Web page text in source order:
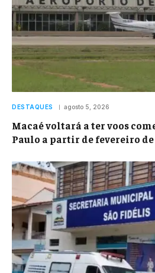
DESTAQUES agosto 5, 2026
Macaé voltará a ter voos
Paulo a partir de fevereiro de